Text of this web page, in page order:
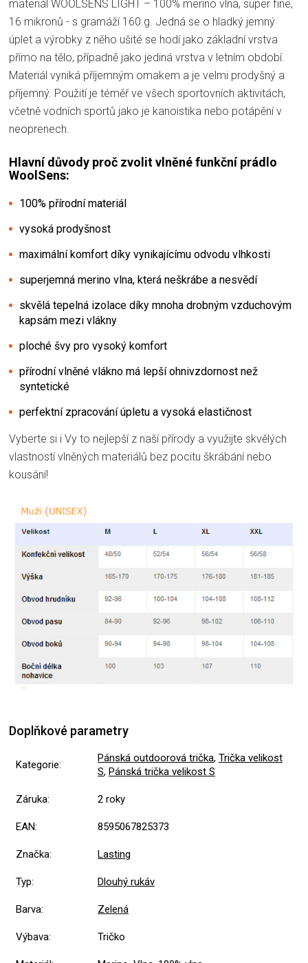
materiál WOOLSENS LIGHT – 100% merino vlna, super fine,
16 mikronů - s gramáží 160 g. Jedná se o hladký jemný
úplet a výrobky z něho ušité se hodí jako základní vrstva
přímo na tělo, případně jako jediná vrstva v letním období.
Materiál vyniká příjemným omakem a je velmi prodyšný a
příjemný. Použití je téměř ve všech sportovních aktivitách,
včetně vodních sportů jako je kanoistika nebo potápění v
neoprenech.
Hlavní důvody proč zvolit vlněné funkční prádlo
WoolSens:
100% přírodní materiál
vysoká prodyšnost
maximální komfort díky vynikajícímu odvodu vlhkosti
superjemná merino vlna, která neškrábe a nesvědí
skvělá tepelná izolace díky mnoha drobným vzduchovým
kapsám mezi vlákny
ploché švy pro vysoký komfort
přírodní vlněné vlákno má lepší ohnivzdornost než
syntetické
perfektní zpracování úpletu a vysoká elastičnost
Vyberte si i Vy to nejlepší z naší přírody a využijte skvělých
vlastností vlněných materiálů bez pocitu škrábání nebo
kousání!
Doplňkové parametry
Kategorie:
Pánská outdoorová trička, Trička velikost
S, Pánská trička velikost S
Záruka: 2 roky
EAN: 8595067825373
Značka: Lasting
Typ: Dlouhý rukáv
Barva: Zelená
Výbava: Tričko